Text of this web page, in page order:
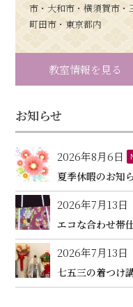
市・大和市・横須賀市・
町田市・東京都内
教室情報を見る
お知らせ
2026年8月6日
夏季休暇のお知
2026年7月13日
エコな合わせ帯
2026年7月13日
七五三の着つけ